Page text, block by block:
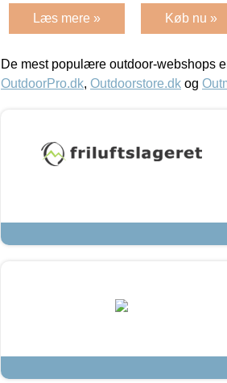
Læs mere » Køb nu »
De mest populære outdoor-webshops
OutdoorPro.dk, Outdoorstore.dk og